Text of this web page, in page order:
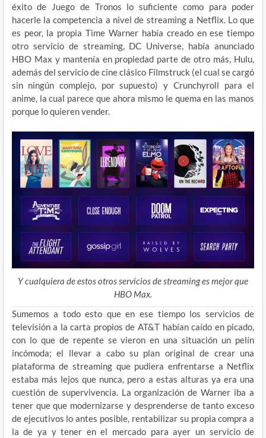
éxito de Juego de Tronos lo suficiente como para poder
hacerle la competencia a nivel de streaming a Netflix. Lo que
es peor, la propia Time Warner había creado en ese tiempo
otro servicio de streaming, DC Universe, había anunciado
HBO Max y mantenía en propiedad parte de otro más, Hulu,
además del servicio de cine clásico Filmstruck (el cual se cargó
sin ningún complejo, por supuesto) y Crunchyroll para el
anime, la cual parece que ahora mismo le quema en las manos
porque lo quieren vender.
Y cualquiera de estos otros servicios de streaming es mejor que
HBO Max.
Sumemos a todo esto que en ese tiempo los servicios de
televisión a la carta propios de AT&T habían caído en picado,
con lo que de repente se vieron en una situación un pelín
incómoda; el llevar a cabo su plan original de crear una
plataforma de streaming que pudiera enfrentarse a Netflix
estaba más lejos que nunca, pero a estas alturas ya era una
cuestión de supervivencia. La organización de Warner iba a
tener que que modernizarse y desprenderse de tanto exceso
de ejecutivos lo antes posible, rentabilizar su propia compra a
la de ya y tener en el mercado para ayer un servicio de